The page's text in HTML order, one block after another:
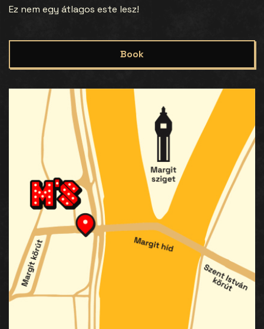
Ez nem egy átlagos este lesz!
Book